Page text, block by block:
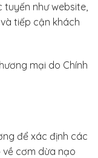
như website,
tiếp cận khách
mại do Chính
để xác định các
cơm dừa nạo